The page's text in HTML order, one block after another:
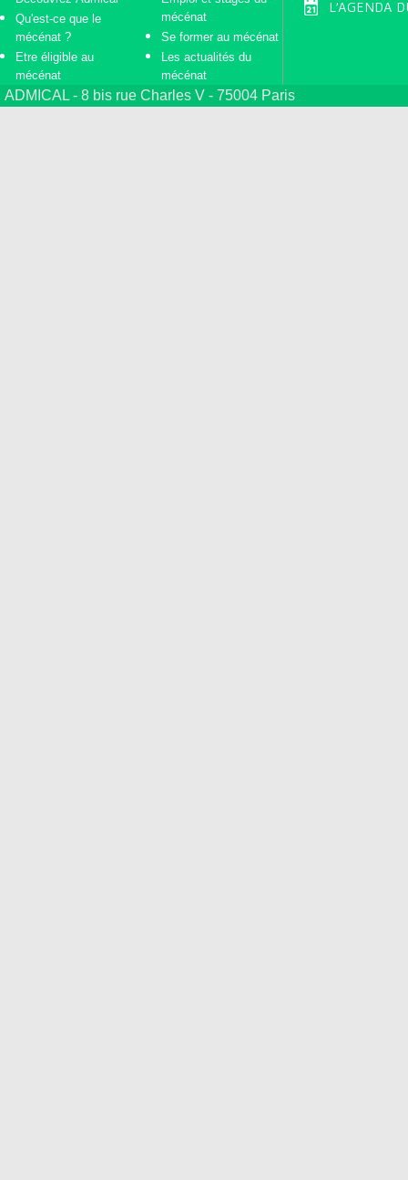
Qu'est-ce que le
mécénat ?
Etre éligible au
mécénat
mécénat
Se former au mécénat
Les actualités du
mécénat
L'AGENDA
ADMICAL - 8 bis rue Charles V - 75004 Paris